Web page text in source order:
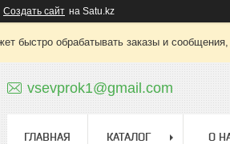
Создать сайт на Satu.kz
быстро обрабатывать заказы и
vsevprok1@gmail.com
ГЛАВНАЯ КАТАЛОГ О